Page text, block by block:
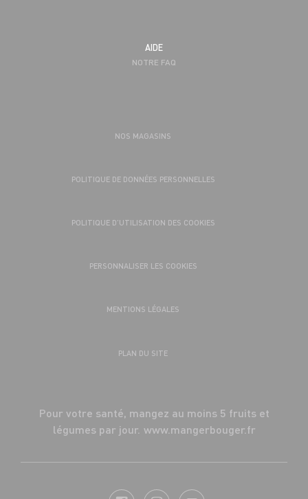
AIDE
NOTRE FAQ
NOS MAGASINS
POLITIQUE DE DONNÉES PERSONNELLES
POLITIQUE D’UTILISATION DES COOKIES
PERSONNALISER LES COOKIES
MENTIONS LÉGALES
PLAN DU SITE
Pour votre santé, mangez au moins 5 fruits et
légumes par jour. www.mangerbouger.fr